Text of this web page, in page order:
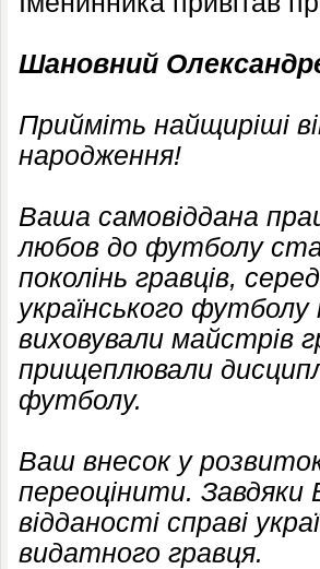
Шановний
Прийміть найщиріші
народження!
Ваша самовіддана
любов до футболу
поколінь гравців,
українського
виховували
прищеплювали
футболу.
Ваш внесок у
переоцінити. Завдяки
відданості справі
видатного гравця.